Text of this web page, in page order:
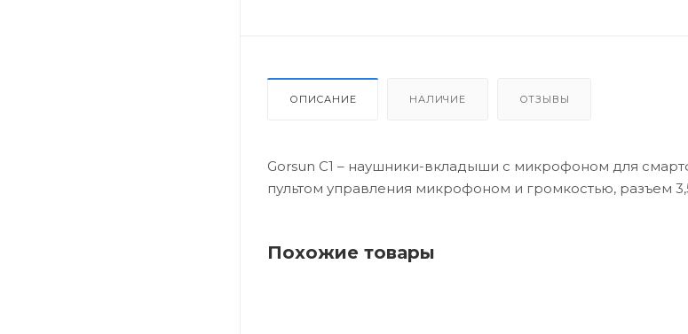
ОПИСАНИЕ НАЛИЧИЕ ОТЗЫВЫ
Gorsun С1 – наушники-вкладыши с микрофоном для
пультом управления микрофоном и громкостью, разъем
Похожие товары